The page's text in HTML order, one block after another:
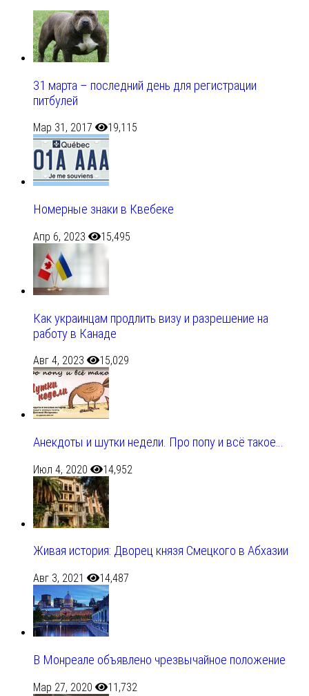
31 марта – последний день для регистрации
питбулей
Мар 31, 2017 19,115
Номерные знаки в Квебеке
Апр 6, 2023 15,495
Как украинцам продлить визу и разрешение на
работу в Канаде
Авг 4, 2023 15,029
Анекдоты и шутки недели. Про попу и всё такое…
Июл 4, 2020 14,952
Живая история: Дворец князя Смецкого в Абхазии
Авг 3, 2021 14,487
В Монреале объявлено чрезвычайное положение
Мар 27, 2020 11,732